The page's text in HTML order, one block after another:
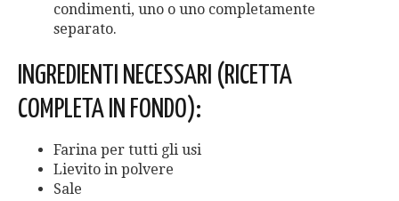
condimenti, uno o uno completamente
separato.
INGREDIENTI NECESSARI (RICETTA
COMPLETA IN FONDO):
Farina per tutti gli usi
Lievito in polvere
Sale